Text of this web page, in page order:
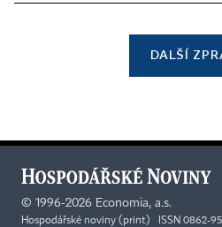
DALŠÍ
© 1996-2026 Economia, a.s.
Hospodářské noviny (print) ISSN 0862-